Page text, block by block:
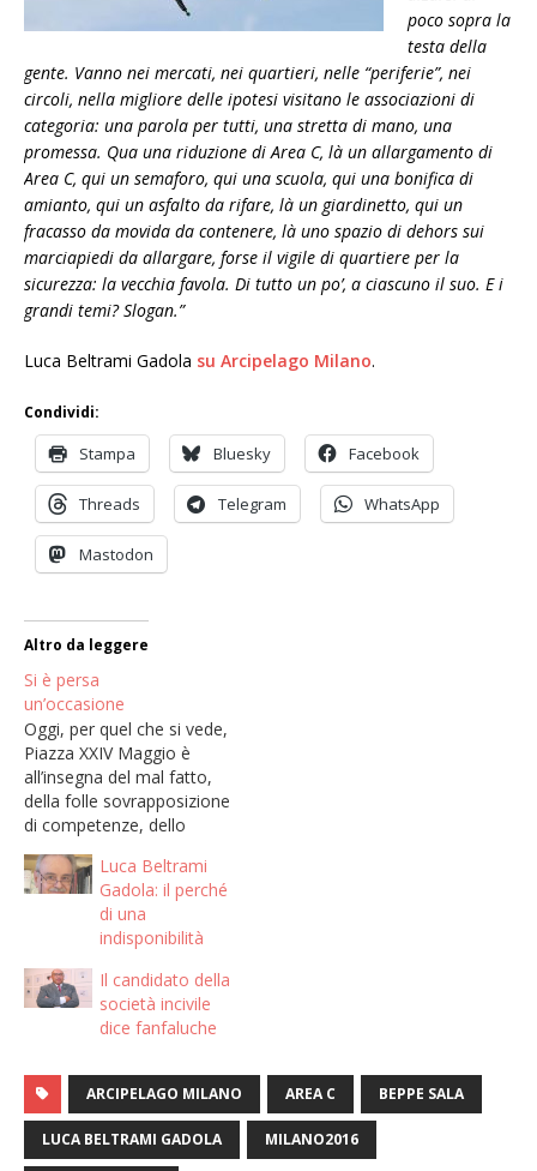
poco sopra la
testa della
gente. Vanno nei mercati, nei quartieri, nelle “periferie”, nei
circoli, nella migliore delle ipotesi visitano le associazioni di
categoria: una parola per tutti, una stretta di mano, una
promessa. Qua una riduzione di Area C, là un allargamento di
Area C, qui un semaforo, qui una scuola, qui una bonifica di
amianto, qui un asfalto da rifare, là un giardinetto, qui un
fracasso da movida da contenere, là uno spazio di dehors sui
marciapiedi da allargare, forse il vigile di quartiere per la
sicurezza: la vecchia favola. Di tutto un po’, a ciascuno il suo. E i
grandi temi? Slogan.”
Luca Beltrami Gadola su Arcipelago Milano.
Condividi:
Stampa Bluesky Facebook
Threads Telegram WhatsApp
Mastodon
Altro da leggere
Si è persa
un’occasione
Oggi, per quel che si vede,
Piazza XXIV Maggio è
all’insegna del mal fatto,
della folle sovrapposizione
di competenze, dello
spreco d’inutili cordoli
monumentali, di selva di
pali, alcuni verde ramarro
altri grigi, collocati a caso
e con una varietà di
pavimentazioni che
ricordano la giubba di
Arlecchino. Si è…
Luca Beltrami
Gadola: il perché
di una
indisponibilità
Il candidato della
società incivile
dice fanfaluche
ARCIPELAGO MILANO AREA C BEPPE SALA
LUCA BELTRAMI GADOLA MILANO2016